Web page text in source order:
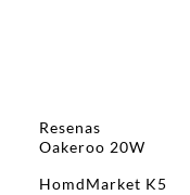
Resenas
Oakeroo 20W
HomdMarket K5